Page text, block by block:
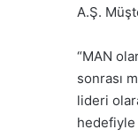
A.Ş.
“MAN
sonrası
lideri
hedefiyle